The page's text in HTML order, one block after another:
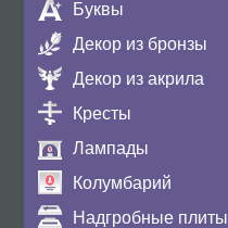
Буквы
Декор из бронзы
Декор из акрила
Кресты
Лампады
Колумбарий
Надгробные плиты